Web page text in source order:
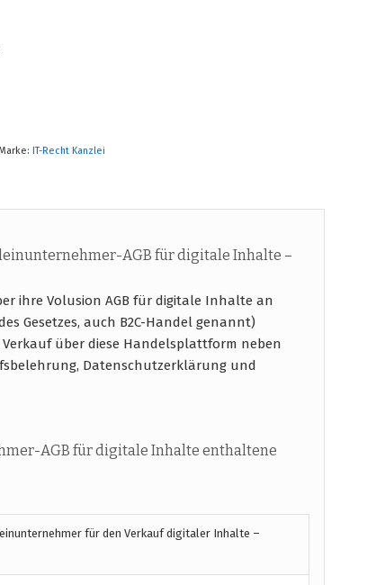
IT-Recht Kanzlei
AGB für digitale Inhalte –
ihre Volusion AGB für digitale Inhalte an
Gesetzes, auch B2C-Handel genannt)
über diese Handelsplattform neben
Datenschutzerklärung und
AGB für digitale Inhalte enthaltene
für den Verkauf digitaler Inhalte –